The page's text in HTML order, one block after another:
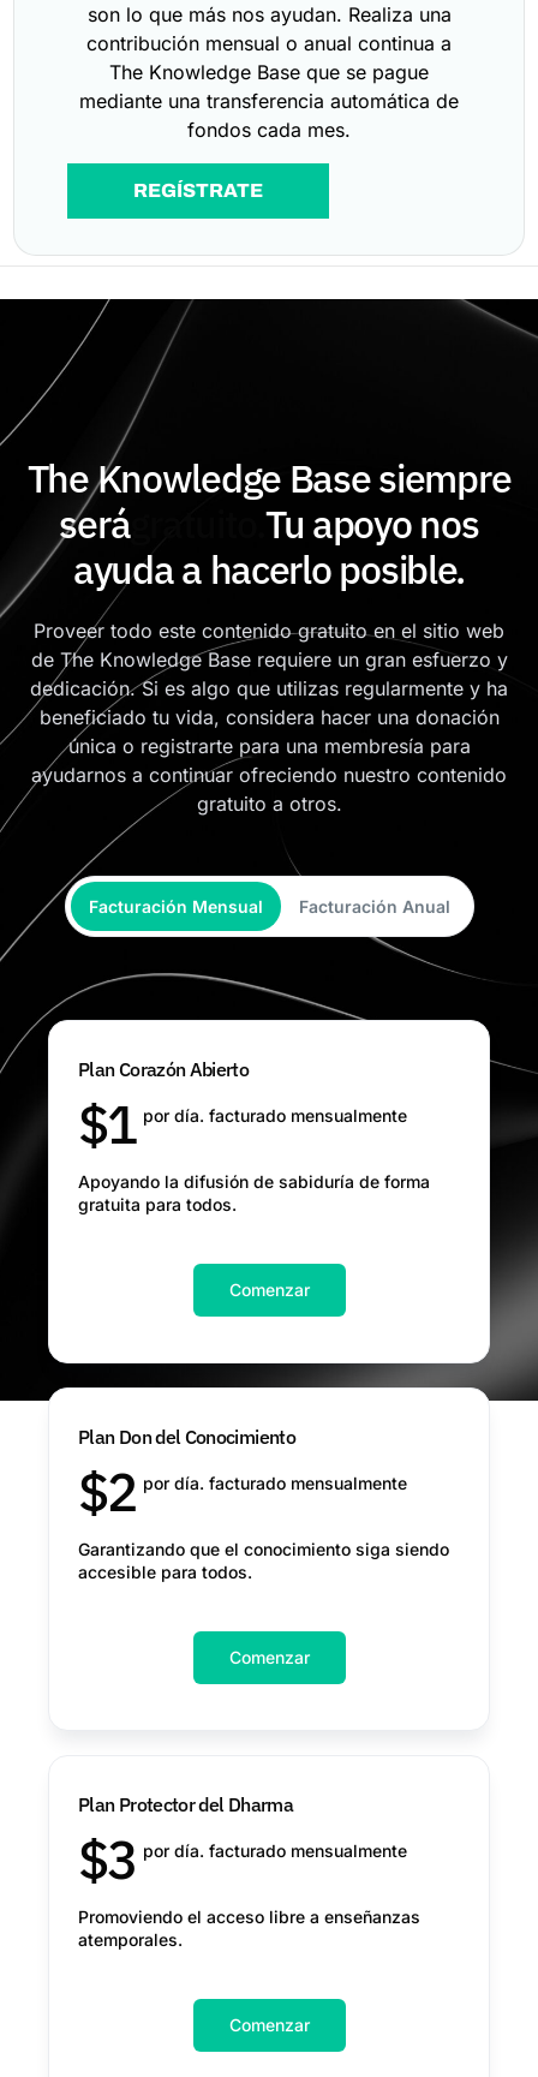
son lo que más nos ayudan. Realiza una
contribución mensual o anual continua a
The Knowledge Base que se pague
mediante una transferencia automática de
fondos cada mes.
REGÍSTRATE
The Knowledge Base siempre
serágratuito. Tu apoyo nos
ayuda a hacerlo posible.
Proveer todo este contenido gratuito en el sitio web
de The Knowledge Base requiere un gran esfuerzo y
dedicación. Si es algo que utilizas regularmente y ha
beneficiado tu vida, considera hacer una donación
única o registrarte para una membresía para
ayudarnos a continuar ofreciendo nuestro contenido
gratuito a otros.
Facturación Mensual Facturación Anual
Plan Corazón Abierto
$1 por día. facturado mensualmente
Apoyando la difusión de sabiduría de forma
gratuita para todos.
Comenzar
Plan Don del Conocimiento
$2 por día. facturado mensualmente
Garantizando que el conocimiento siga siendo
accesible para todos.
Comenzar
Plan Protector del Dharma
$3 por día. facturado mensualmente
Promoviendo el acceso libre a enseñanzas
atemporales.
Comenzar